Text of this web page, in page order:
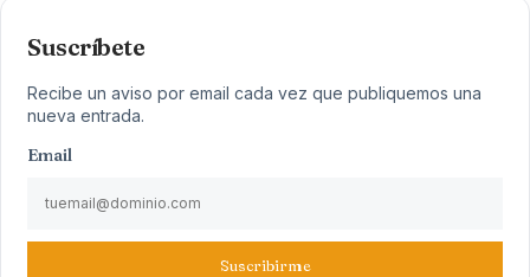
Suscríbete
Recibe un aviso por email cada vez que publiquemos una
nueva entrada.
Email
Suscribirme